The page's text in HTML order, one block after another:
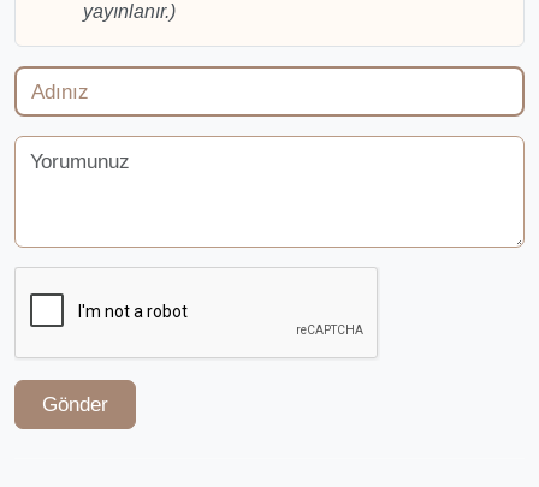
yayınlanır.)
Gönder